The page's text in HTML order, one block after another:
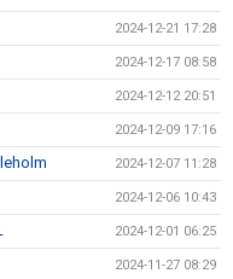
2024-12-21 17:28
2024-12-17 08:58
2024-12-12 20:51
2024-12-09 17:16
2024-12-07 11:28
2024-12-06 10:43
2024-12-01 06:25
2024-11-27 08:29